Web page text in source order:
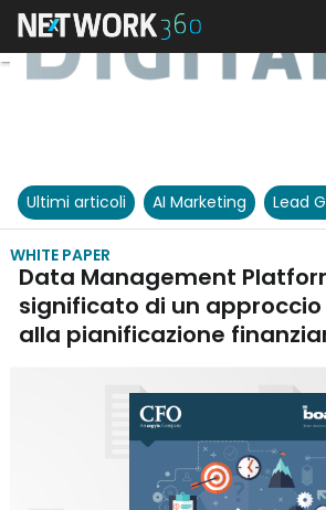
Ultimi articoli AI Marketing Lead
WHITE PAPER
Data Management
significato di un
alla pianificazione